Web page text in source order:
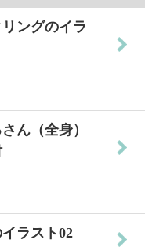
ングのイラ
ん（全身）
ラスト02